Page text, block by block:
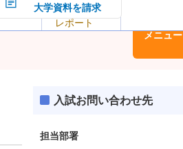
学
トピック＆
レポート
大学資料を請求
メニュー
入試お問い合わせ先
担当部署